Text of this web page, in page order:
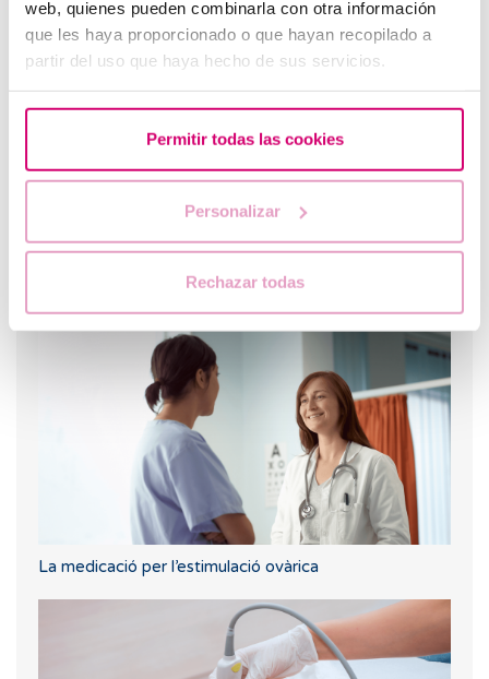
web, quienes pueden combinarla con otra información
que les haya proporcionado o que hayan recopilado a
partir del uso que haya hecho de sus servicios.
Permitir todas las cookies
Personalizar
Rechazar todas
Quan fer un test d'embaràs després d'una FIV
Barcelona IVF a TV3.
La medicació per l’estimulació ovàrica